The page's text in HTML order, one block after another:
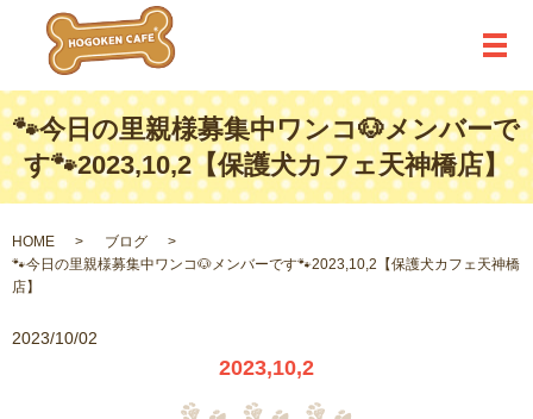
メ
🐾今日の里親様募集中ワンコ🐶メンバーで
す🐾2023,10,2【保護犬カフェ天神橋店】
HOME
ブログ
🐾今日の里親様募集中ワンコ🐶メンバーです🐾2023,10,2【保護犬カフェ天神橋
店】
2023/10/02
2023,10,2